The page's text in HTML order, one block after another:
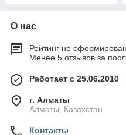
О нас
Рейтинг не сформирован
Менее 5 отзывов за
Работает с 25.06.2010
г. Алматы
Алматы, Казахстан
Контакты